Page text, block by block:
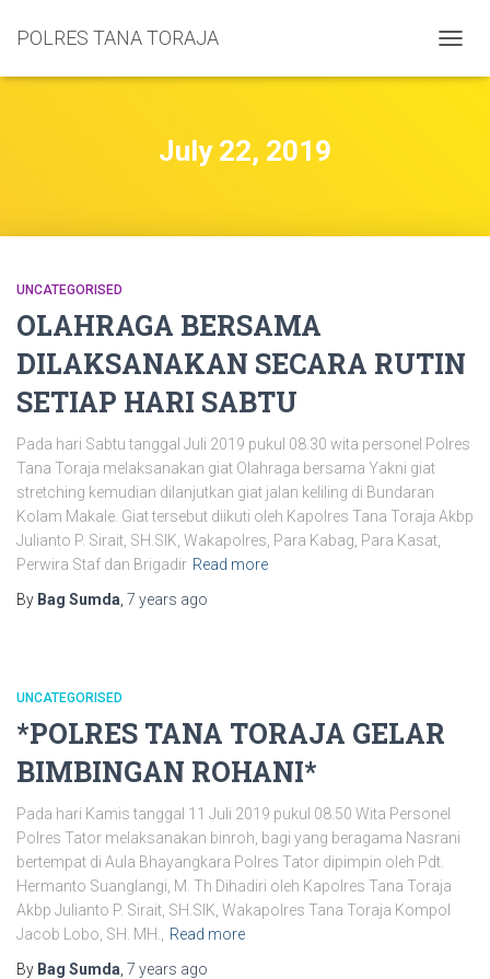
POLRES TANA TORAJA
July 22, 2019
UNCATEGORISED
OLAHRAGA BERSAMA
DILAKSANAKAN SECARA RUTIN
SETIAP HARI SABTU
Pada hari Sabtu tanggal Juli 2019 pukul 08.30 wita personel Polres
Tana Toraja melaksanakan giat Olahraga bersama Yakni giat
stretching kemudian dilanjutkan giat jalan keliling di Bundaran
Kolam Makale. Giat tersebut diikuti oleh Kapolres Tana Toraja Akbp
Julianto P. Sirait, SH.SIK, Wakapolres, Para Kabag, Para Kasat,
Perwira Staf dan Brigadir Read more
By Bag Sumda 7 years ago
UNCATEGORISED
*POLRES TANA TORAJA GELAR
BIMBINGAN ROHANI*
Pada hari Kamis tanggal 11 Juli 2019 pukul 08.50 Wita Personel
Polres Tator melaksanakan binroh, bagi yang beragama Nasrani
bertempat di Aula Bhayangkara Polres Tator dipimpin oleh Pdt.
Hermanto Suanglangi, M. Th Dihadiri oleh Kapolres Tana Toraja
Akbp Julianto P. Sirait, SH.SIK, Wakapolres Tana Toraja Kompol
Jacob Lobo, SH. MH.,
Read more
By Bag Sumda 7 years ago